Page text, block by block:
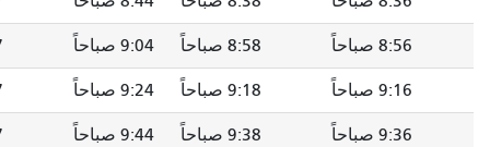
8:58 صباحاً 9:04 صباحاً 9:07 صباحاً
9:18 صباحاً 9:24 صباحاً 9:27 صباحاً
9:38 صباحاً 9:44 صباحاً 9:47 صباحاً